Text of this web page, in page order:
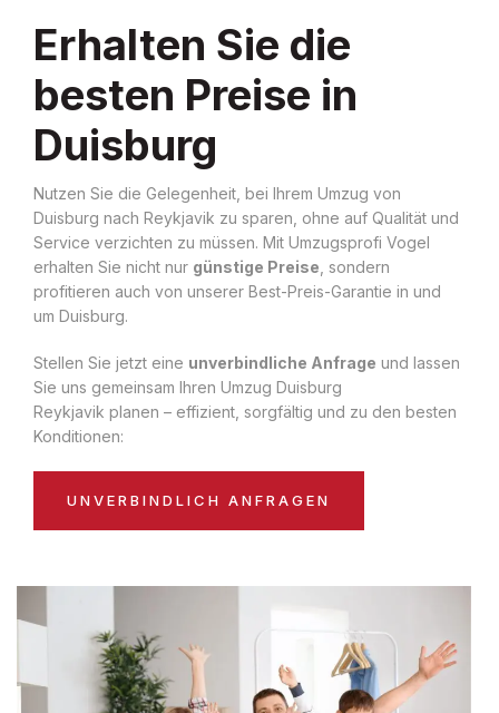
Erhalten Sie die
besten Preise in
Duisburg
Nutzen Sie die Gelegenheit, bei Ihrem Umzug von
Duisburg nach Reykjavik zu sparen, ohne auf Qualität und
Service verzichten zu müssen. Mit Umzugsprofi Vogel
erhalten Sie nicht nur günstige Preise , sondern
profitieren auch von unserer Best-Preis-Garantie in und
um Duisburg.
Stellen Sie jetzt eine unverbindliche Anfrage und lassen
Sie uns gemeinsam Ihren Umzug Duisburg
Reykjavik planen – effizient, sorgfältig und zu den besten
Konditionen:
UNVERBINDLICH ANFRAGEN